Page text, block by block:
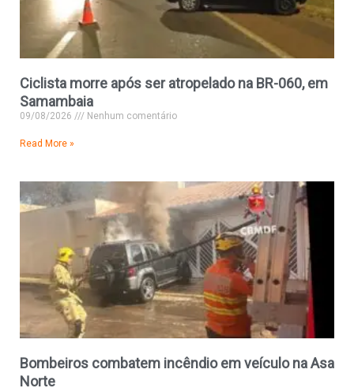
Ciclista morre após ser atropelado na BR-060, em
Samambaia
09/08/2026 Nenhum comentário
Read More »
Bombeiros combatem incêndio em veículo na Asa
Norte